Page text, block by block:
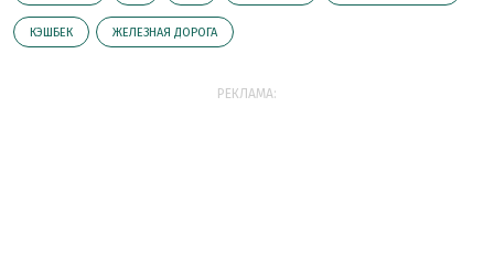
КЭШБЕК ЖЕЛЕЗНАЯ ДОРОГА
РЕКЛАМА: